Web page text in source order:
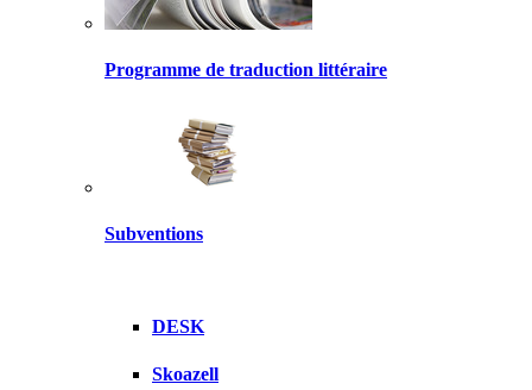
Programme de traduction littéraire
Subventions
DESK
Skoazell